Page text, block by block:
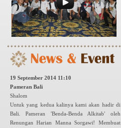
19 September 2014 11:10
Pameran Bali
Shalom
Untuk yang kedua kalinya kami akan hadir di
Bali. Pameran 'Benda-Benda Alkitab' oleh
Renungan Harian Manna Sorgawi! Membuat